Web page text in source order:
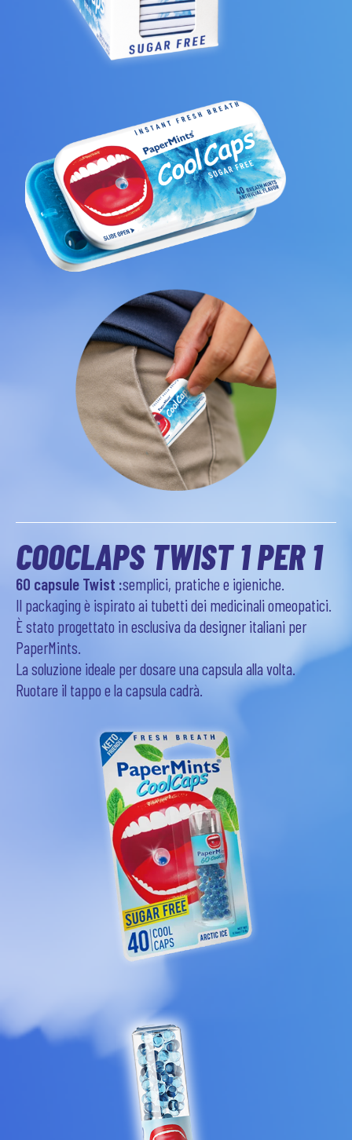
COOCLAPS TWIST 1 PER 1
60 capsule Twist :semplici, pratiche e igieniche.
Il packaging è ispirato ai tubetti dei medicinali omeopatici.
È stato progettato in esclusiva da designer italiani per
PaperMints.
La soluzione ideale per dosare una capsula alla volta.
Ruotare il tappo e la capsula cadrà.